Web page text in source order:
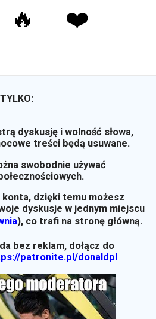
🔥 ❤️
dyskusję i wolność słowa,
treści będą usuwane.
swobodnie używać
konta, dzięki temu możesz
dyskusje w jednym miejscu
), co trafi na stronę główną.
bez reklam, dołącz do
patronite.pl/donaldpl